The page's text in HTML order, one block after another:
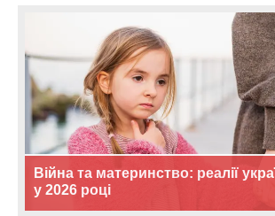
Війна та материнство: реалії
у 2026 році